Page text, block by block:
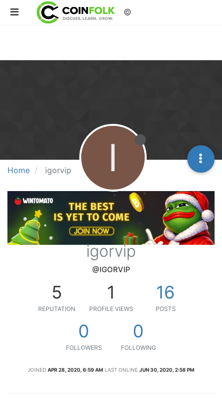
©
Home igorvip I
igorvip
@IGORVIP
5
REPUTATION
1
PROFILE VIEWS
16
POSTS
0
FOLLOWERS
0
FOLLOWING
JOINED APR 28, 2020, 6:59 AM LAST ONLINE JUN 30, 2020, 2:58 PM